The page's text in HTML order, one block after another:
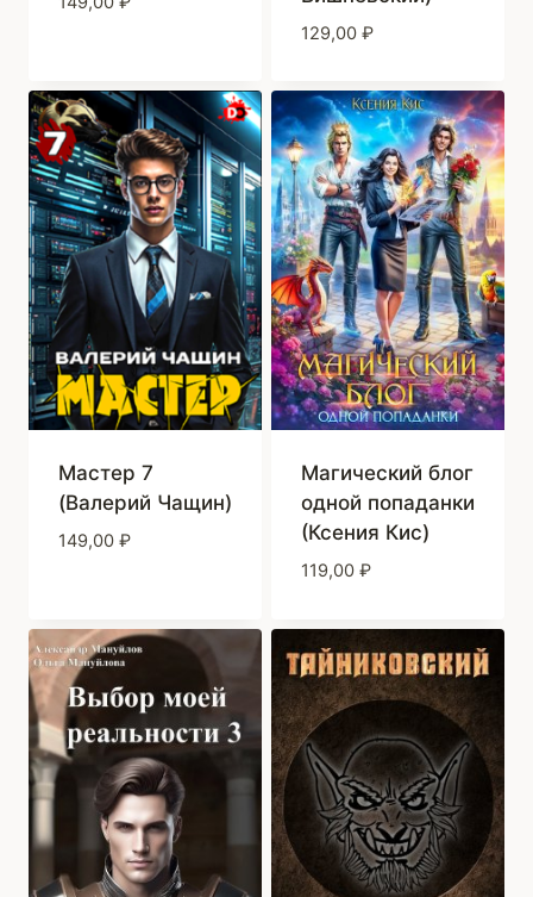
129,00 ₽
Мастер 7
(Валерий Чащин)
149,00 ₽
Магический блог
одной попаданки
(Ксения Кис)
119,00 ₽